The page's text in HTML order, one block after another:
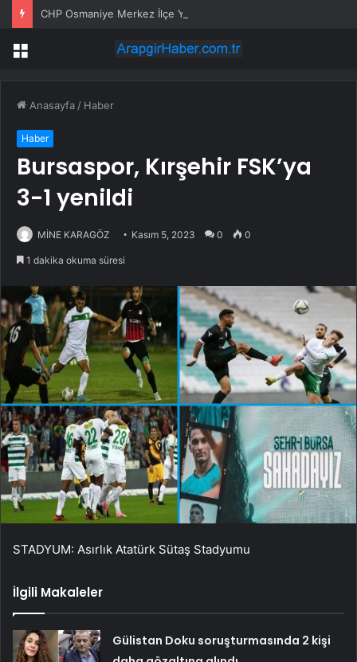
CHP Osmaniye Merkez İlçe Yönetimi Toplu İstifa Etti
Menü
Anasayfa / Haber
Haber
Bursaspor, Kırşehir FSK’ya
3-1 yenildi
MİNE KARAGÖZ Kasım 5, 2023 0 0
1 dakika okuma süresi
STADYUM: Asırlık Atatürk Sütaş Stadyumu
İlgili Makaleler
Gülistan Doku soruşturmasında 2 kişi